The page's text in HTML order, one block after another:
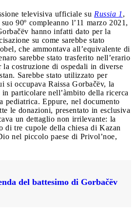
televisiva ufficiale su Russia 1 ,
90º compleanno l’11 marzo 2021,
hanno infatti dato per la
su come sarebbe stato
che ammontava all’equivalente di
sarebbe stato trasferito nell’erario
costruzione di ospedali in diverse
Sarebbe stato utilizzato per
si occupava Raissa Gorbačëv, la
particolare nell’àmbito della ricerca
pediatrica. Eppure, nel documento
le donazioni, presentato in esclusiva
un dettaglio non irrilevante: la
di tre cupole della chiesa di Kazan
nel piccolo paese di Privol’noe,
del battesimo di Gorbačëv